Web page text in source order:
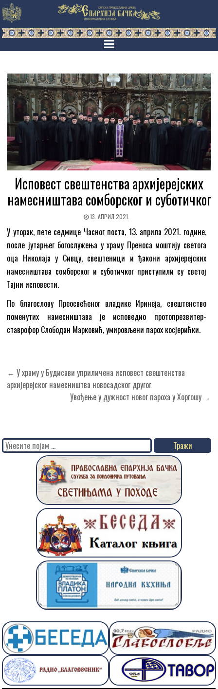
Исповест свештенства архијерејских
намесништава сомборског и суботичког
13. АПРИЛ 2021.
У уторак, пете седмице Часног поста, 13. априла 2021. године,
после јутарњег богослужења у храму Преноса моштију светога
оца Николаја у Сивцу, свештеници и ђакони архијерејских
намесништава сомборског и суботичког приступили су светој
Тајни исповести.
По благослову Преосвећеног владике Иринеја, свештенство
поменутих намесништава је исповедио протопрезвитер-
ставрофор Слободан Марковић, умировљени парох косјерићки.
Кретање
чланка
← У храму у Будисави уприличена исповест свештенства
архијерејског намесништва новосадског другог
Увођење у дужност новог пароха у Хоргошу →
Search
for: